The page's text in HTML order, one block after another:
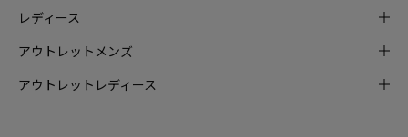
レディース
アウトレットメンズ
アウトレットレディース